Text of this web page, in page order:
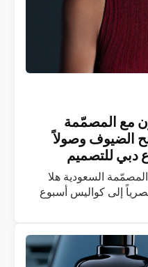
مع المصمّمة
الضيوف وصولاً
دبي للتصميم
المصمّمة السعودية هلا
إلى كواليس أسبوع